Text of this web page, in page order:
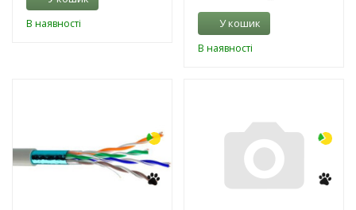
В наявності У кошик
В наявності